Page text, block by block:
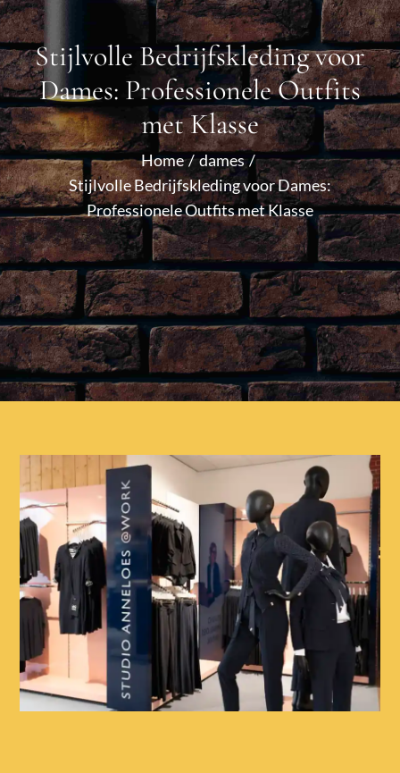
Stijlvolle Bedrijfskleding voor
Dames: Professionele Outfits
met Klasse
Home
dames
Stijlvolle Bedrijfskleding voor Dames:
Professionele Outfits met Klasse